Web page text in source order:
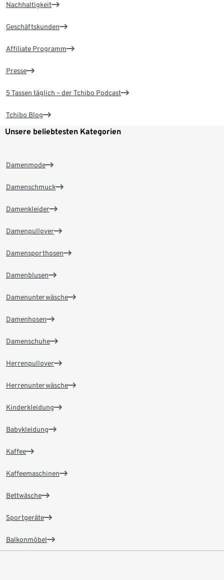
Nachhaltigkeit
Geschäftskunden
Affiliate Programm
Presse
5 Tassen täglich – der Tchibo Podcast
Tchibo Blog
Unsere beliebtesten Kategorien
Damenmode
Damenschmuck
Damenkleider
Damenpullover
Damensporthosen
Damenblusen
Damenunterwäsche
Damenhosen
Damenschuhe
Herrenpullover
Herrenunterwäsche
Kinderkleidung
Babykleidung
Kaffee
Kaffeemaschinen
Bettwäsche
Sportgeräte
Balkonmöbel